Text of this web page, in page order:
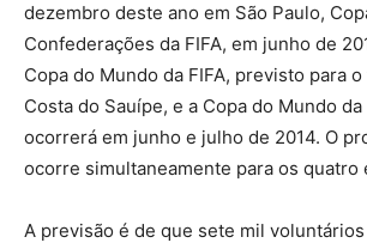
dezembro deste ano em São Paulo,
Confederações da FIFA, em junho de
Copa do Mundo da FIFA, previsto para
Costa do Sauípe, e a Copa do Mundo da
ocorrerá em junho e julho de 2014. O
ocorre simultaneamente para os quatro
A previsão é de que sete mil